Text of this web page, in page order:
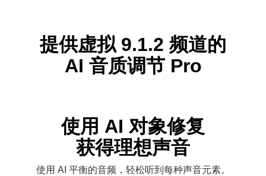
提供虚拟 9.1.2 频道的
AI 音质调节 Pro
使用 AI 对象修复
获得理想声音
使用 AI 平衡的音频，轻松听到每种声音元素。